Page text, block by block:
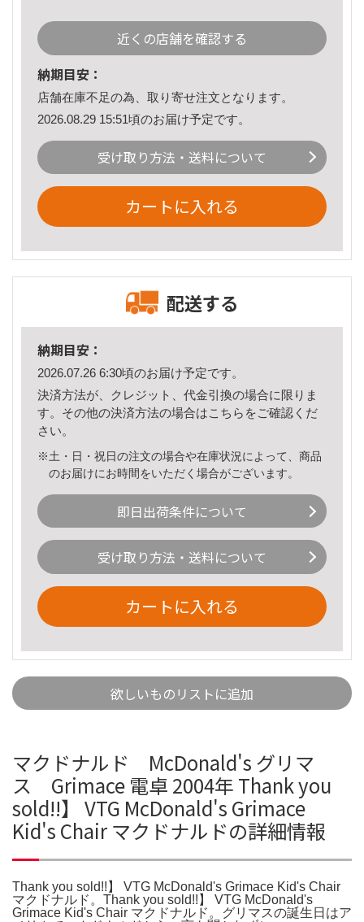
近くの店舗を確認する
納期目安：
店舗在庫不足の為、取り寄せ注文となります。
2026.08.29 15:51頃のお届け予定です。
受け取り方法・送料について
カートに入れる
配送する
納期目安：
2026.07.26 6:30頃のお届け予定です。
決済方法が、クレジット、代金引換の場合に限りま
す。その他の決済方法の場合はこちら をご確認くだ
さい。
※土・日・祝日の注文の場合や在庫状況によって、商品
のお届けにお時間をいただく場合がございます。
即日出荷条件について
受け取り方法・送料について
カートに入れる
欲しいものリストに追加
マクドナルド McDonald's グリマ
ス Grimace 電卓 2004年 Thank you
sold!!】 VTG McDonald's Grimace
Kid's Chair マクドナルドの詳細情報
Thank you sold!!】 VTG McDonald's Grimace Kid's Chair
マクドナルド。Thank you sold!!】 VTG McDonald's
Grimace Kid's Chair マクドナルド。グリマスの誕生日はア